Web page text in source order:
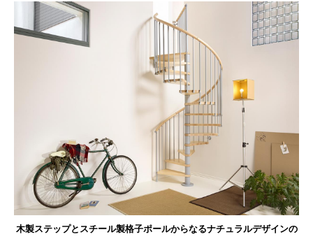
木製ステップとスチール製格子ポールからなるナチュラルデザインの